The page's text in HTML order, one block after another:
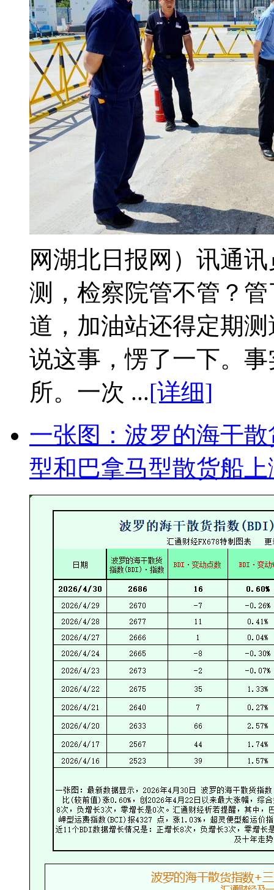
网湖北日报网）讯通
测，检察院管不管？
道，加油站还得定期
说这事，愣了一下。
所。一次 ...[详细]
一张图：波罗的海干
型和巴拿马型散货船